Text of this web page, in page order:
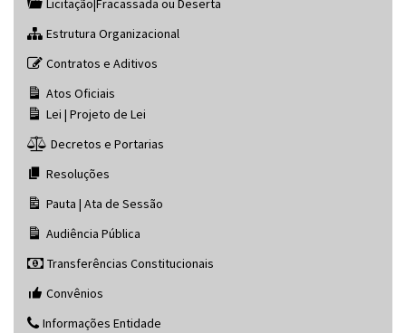
Licitação|Fracassada ou Deserta
Estrutura Organizacional
Contratos e Aditivos
Atos Oficiais
Lei | Projeto de Lei
Decretos e Portarias
Resoluções
Pauta | Ata de Sessão
Audiência Pública
Transferências Constitucionais
Convênios
Informações Entidade